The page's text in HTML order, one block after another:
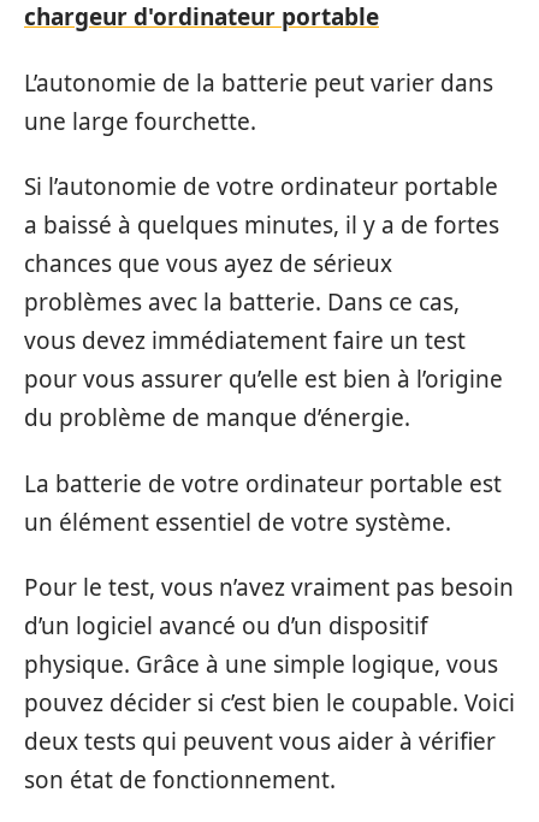
chargeur d'ordinateur portable
L’autonomie de la batterie peut varier dans
une large fourchette.
Si l’autonomie de votre ordinateur portable
a baissé à quelques minutes, il y a de fortes
chances que vous ayez de sérieux
problèmes avec la batterie. Dans ce cas,
vous devez immédiatement faire un test
pour vous assurer qu’elle est bien à l’origine
du problème de manque d’énergie.
La batterie de votre ordinateur portable est
un élément essentiel de votre système.
Pour le test, vous n’avez vraiment pas besoin
d’un logiciel avancé ou d’un dispositif
physique. Grâce à une simple logique, vous
pouvez décider si c’est bien le coupable. Voici
deux tests qui peuvent vous aider à vérifier
son état de fonctionnement.